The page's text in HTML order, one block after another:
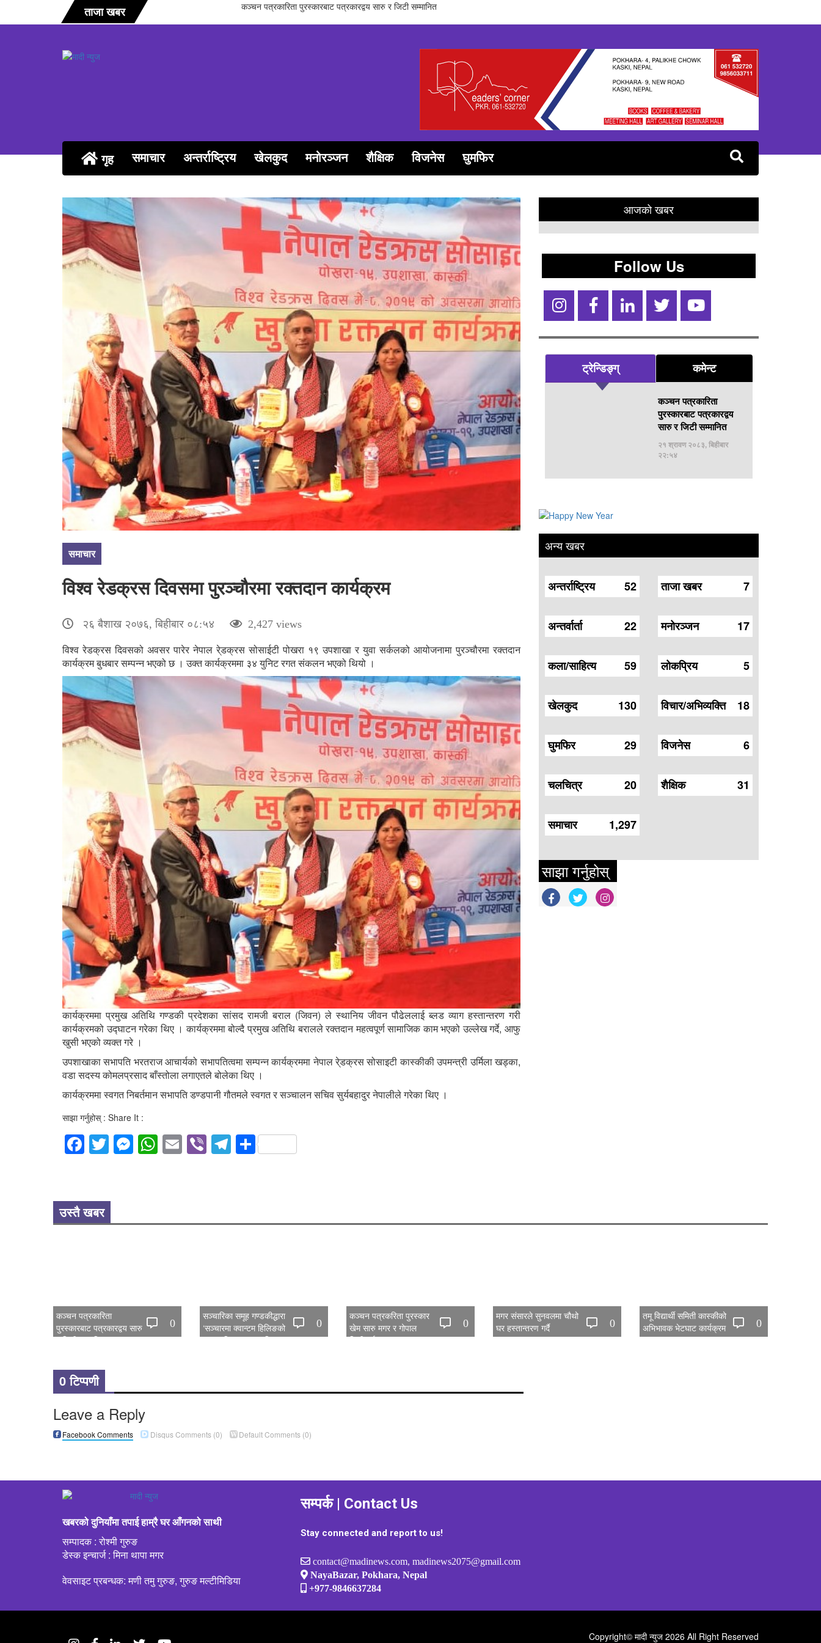
ताजा खबर
सारु र जिटी सम्मानित सञ्चारिका समूह गण्डकीद्धारा ‘सञ्चारमा क्वान्टम हिलिङको महत्त्व’ विषयक अन्तरक्रिया सम्पन्न
गृह समाचार अन्तर्राष्ट्रिय खेलकुद मनोरञ्जन शैक्षिक विजनेस घुमफिर
समाचार
विश्व रेडक्रस दिवसमा पुरञ्चौरमा रक्तदान कार्यक्रम
२६ बैशाख २०७६, बिहीबार ०८:५४ 2,427 views
विश्व रेडक्रस दिवसको अवसर पारेर नेपाल रे्डक्रस सोसाईटी पोखरा १९ उपशाखा र युवा सर्कलको आयोजनामा पुरञ्चौरमा रक्तदान
कार्यक्रम बुधबार सम्पन्न भएको छ । उक्त कार्यक्रममा ३४ युनिट रगत संकलन भएको थियो ।
कार्यक्रममा प्रमुख अतिथि गण्डकी प्रदेशका सांसद रामजी बराल (जिवन) ले स्थानिय जीवन पौढेललाई ब्लड व्याग हस्तान्तरण गरी
कार्यक्रमको उद्घाटन गरेका थिए । कार्यक्रममा बोल्दै प्रमुख अतिथि बरालले रक्तदान महत्वपूर्ण सामाजिक काम भएको उल्लेख गर्दे, आफु
खुसी भएको व्यक्त गरे ।
उपशाखाका सभापति भरतराज आचार्यको सभापतित्वमा सम्पन्न कार्यक्रममा नेपाल रे्डक्रस सोसाइटी कास्कीकी उपमन्त्री उर्मिला खड्का,
वडा सदस्य कोमलप्रसाद बाँस्तोला लगाएतले बोलेका थिए ।
कार्यक्रममा स्वगत निबर्तमान सभापति डण्डपानी गौतमले स्वगत र सञ्चालन सचिव सुर्यबहादुर नेपालीले गरेका थिए ।
साझा गर्नुहोस् : Share It :
Facebook
Twitter
Messenger
WhatsApp
EmailViberTelegram
Share
आजको खबर
Follow Us
ट्रेन्डिङ्ग् कमेन्ट
कञ्चन पत्रकारिता
पुरस्कारबाट पत्रकारद्वय
सारु र जिटी सम्मानित
२१ श्रावण २०८३, बिहीबार
२२:५४
अन्य खबर
52
अन्तर्राष्ट्रिय
22
अन्तर्वार्ता
59
कला/साहित्य
130
खेलकुद
29
घुमफिर
20
चलचित्र
7
ताजा खबर
17
मनोरञ्जन
5
लोकप्रिय
18
विचार/अभिव्यक्ति
6
विजनेस
31
शैक्षिक
1,297
समाचार
साझा गर्नुहोस्
उस्तै खबर
0
कञ्चन पत्रकारिता
पुरस्कारबाट पत्रकारद्वय सारु
र जिटी सम्मानित
0
सञ्चारिका समूह गण्डकीद्धारा
‘सञ्चारमा क्वान्टम हिलिङको
महत्त्व’ विषयक अन्तरक्रिया सम्पन्न
0
कञ्चन पत्रकरिता पुरस्कार
खेम सारु मगर र गोपाल
जिटीलाई
0
मगर संसारले सुनवलमा चौथो
घर हस्तान्तरण गर्दै
0
तमू विद्यार्थी समिती कास्कीको
अभिभावक भेटघाट कार्यक्रम
सम्पन्न
0 टिप्पणी
Leave a Reply
Facebook Comments Disqus Comments(0) Default Comments (0)
खबरको दुनियाँमा तपाई हाम्रै घर आँगनको साथी
सम्पादक : रोश्मी गुरुङ
डेस्क इन्चार्ज : मिना थापा मगर
वेवसाइट प्रबन्धक: मणी तमु गुरुङ, गुरुङ मल्टीमिडिया
सम्पर्क | Contact Us
Stay connected and report to us!
contact@madinews.com, madinews2075@gmail.com
NayaBazar, Pokhara, Nepal
+977-9846637284
Copyright© मादी न्युज 2026 All Right Reserved